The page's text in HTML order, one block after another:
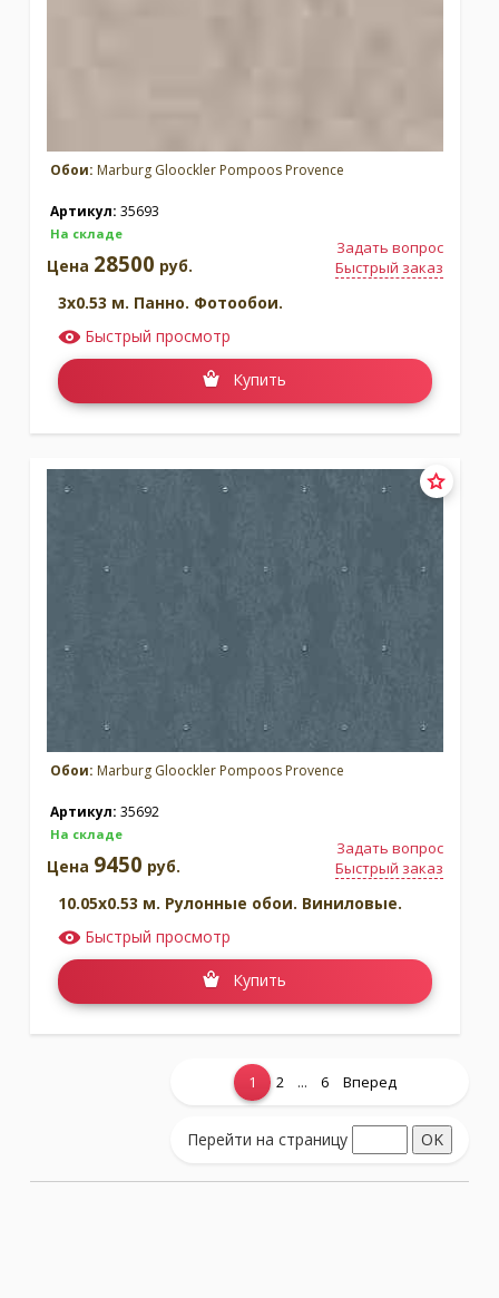
Обои: Marburg Gloockler Pompoos Provence
Артикул: 35693
На складе
Задать вопрос
Быстрый заказ
Цена 28500 руб.
3x0.53 м. Панно. Фотообои.
Быстрый просмотр
Купить
Обои: Marburg Gloockler Pompoos Provence
Артикул: 35692
На складе
Задать вопрос
Быстрый заказ
Цена 9450 руб.
10.05x0.53 м. Рулонные обои. Виниловые.
Быстрый просмотр
Купить
Показать еще...
1 2 ... 6 Вперед
Перейти на страницу